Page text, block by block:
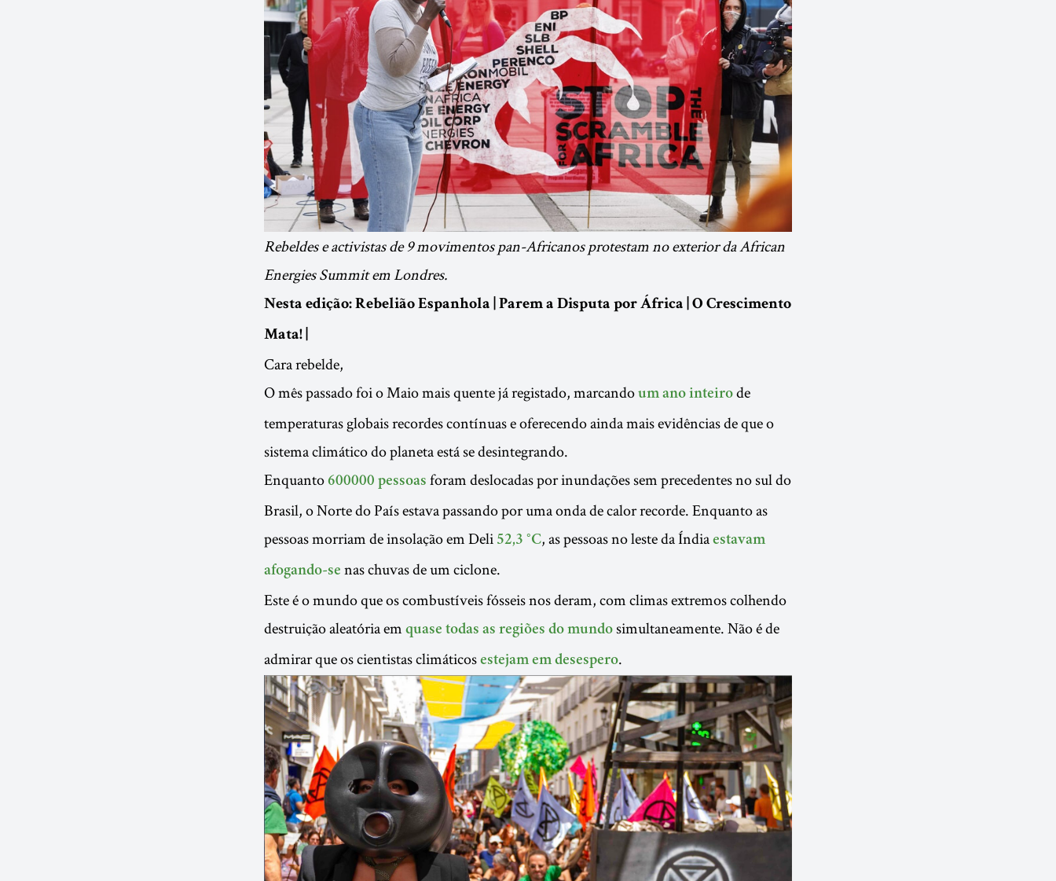
Rebeldes e activistas de 9 movimentos pan-Africanos protestam no exterior da African
Energies Summit em Londres.
Nesta edição: Rebelião Espanhola | Parem a Disputa por África | O Crescimento
Mata! |
Cara rebelde,
O mês passado foi o Maio mais quente já registado, marcando um ano inteiro de
temperaturas globais recordes contínuas e oferecendo ainda mais evidências de que o
sistema climático do planeta está se desintegrando.
Enquanto 600000 pessoas foram deslocadas por inundações sem precedentes no sul do
Brasil, o Norte do País estava passando por uma onda de calor recorde. Enquanto as
pessoas morriam de insolação em Deli 52,3 °C, as pessoas no leste da Índia estavam
afogando-se nas chuvas de um ciclone.
Este é o mundo que os combustíveis fósseis nos deram, com climas extremos colhendo
destruição aleatória em quase todas as regiões do mundo simultaneamente. Não é de
admirar que os cientistas climáticos estejam em desespero.